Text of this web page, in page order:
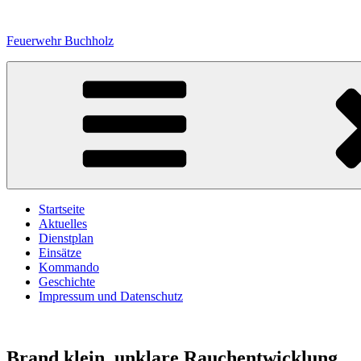
springen
Feuerwehr Buchholz
Startseite
Aktuelles
Dienstplan
Einsätze
Kommando
Geschichte
Impressum und Datenschutz